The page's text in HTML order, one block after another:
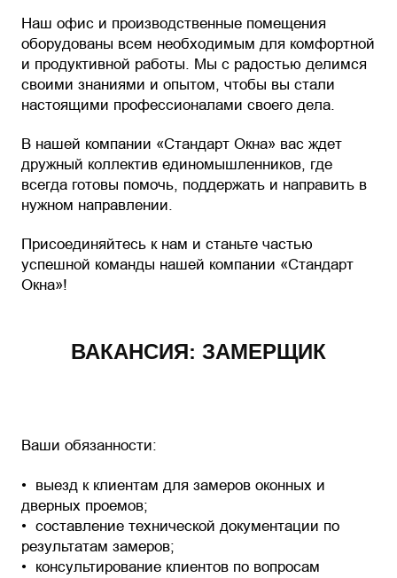
Наш офис и производственные помещения
оборудованы всем необходимым для комфортной
и продуктивной работы. Мы с радостью делимся
своими знаниями и опытом, чтобы вы стали
настоящими профессионалами своего дела.
В нашей компании «Стандарт Окна» вас ждет
дружный коллектив единомышленников, где
всегда готовы помочь, поддержать и направить в
нужном направлении.
Присоединяйтесь к нам и станьте частью
успешной команды нашей компании «Стандарт
Окна»!
ВАКАНСИЯ: ЗАМЕРЩИК
Ваши обязанности:
выезд к клиентам для замеров оконных и
дверных проемов;
составление технической документации по
результатам замеров;
консультирование клиентов по вопросам